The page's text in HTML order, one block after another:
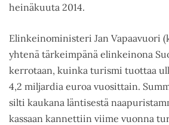
heinäkuuta 2014.
Elinkeinoministeri Jan Vapaavuori
yhtenä tärkeimpänä elinkeinona
kerrotaan, kuinka turismi tuottaa
4,2 miljardia euroa vuosittain.
silti kaukana läntisestä
kassaan kannettiin viime vuonna